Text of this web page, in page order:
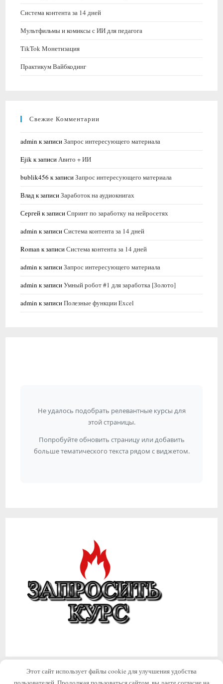
Система контента за 14 дней
Мультфильмы и комиксы с ИИ для педагога
TikTok Монетизация
Практикум Вайбкодинг
Свежие Комментарии
admin к записиЗапрос интересующего материала
Ejikк записиАвито + ИИ
bublik456 к записиЗапрос интересующего материала
Владк записиЗаработок на аудиокнигах
Сергейк записиСпринт по заработку на нейросетях
admin к записиСистема контента за 14 дней
Roman к записиСистема контента за 14 дней
admin к записиЗапрос интересующего материала
admin к записиУмный робот #1 для заработка [Золото]
admin к записиПолезные функции Excel
Этот сайт использует файлы cookie для улучшения удобства